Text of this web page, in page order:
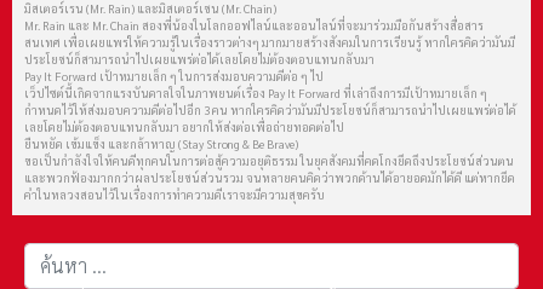
มิสเตอร์เรน (Mr. Rain) และมิสเตอร์เชน (Mr. Chain)
Mr. Rain และ Mr. Chain สองพี่น้องในโลกออฟไลน์และออนไลน์ที่จะมาร่วมมือกันสร้างสื่อสาร
สนเทศ เพื่อเผยแพร่ให้ความรู้ในเรื่องราวต่างๆ มากมายสร้างสังคมในการเรียนรู้ หากใครคิดว่ามันมี
ประโยชน์ก็สามารถนำไปเผยแพร่ต่อได้เลยโดยไม่ต้องตอบแทนกลับมา
Pay It Forward เป้าหมายเล็ก ๆ ในการส่งมอบความดีต่อ ๆ ไป
เว็ปไซต์นี้เกิดจากแรงบันดาลใจในภาพยนต์เรื่อง Pay It Forward ที่เล่าถึงการมีเป้าหมายเล็ก ๆ
กำหนดไว้ให้ส่งมอบความดีต่อไปอีก 3 คน หากใครคิดว่ามันมีประโยชน์ก็สามารถนำไปเผยแพร่ต่อได้
เลยโดยไม่ต้องตอบแทนกลับมา อยากให้ส่งต่อเพื่อถ่ายทอดต่อไป
ยืนหยัด เข้มแข็ง และกล้าหาญ (Stay Strong & Be Brave)
ขอเป็นกำลังใจให้คนดีทุกคนในการต่อสู้ความอยุติธรรม ในยุคสังคมที่คดโกงยึดถึงประโยชน์ส่วนตน
และพวกฟ้องมากกว่าผลประโยชน์ส่วนรวม จนหลายคนคิดว่าพวกด้านได้อายอดมักได้ดี แต่หากยึด
คำในหลวงสอนไว้ในเรื่องการทำความดีเราจะมีความสุขครับ
การค้นหา